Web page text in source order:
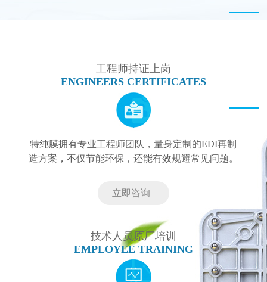
工程师持证上岗
ENGINEERS CERTIFICATES
特纯膜拥有专业工程师团队，量身定制的EDI再制
造方案，不仅节能环保，还能有效规避常见问题。
立即咨询+
技术人员原厂培训
EMPLOYEE TRAINING